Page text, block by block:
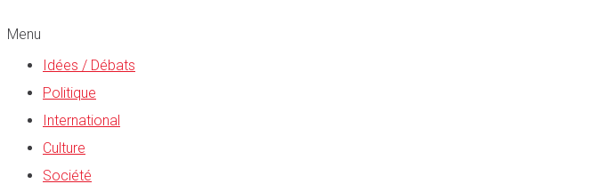
Menu
Idées / Débats
Politique
International
Culture
Société